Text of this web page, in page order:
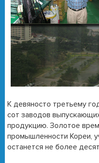
К девяносто третьему
сот заводов
продукцию. Золотое
промышленности Кореи,
останется не более